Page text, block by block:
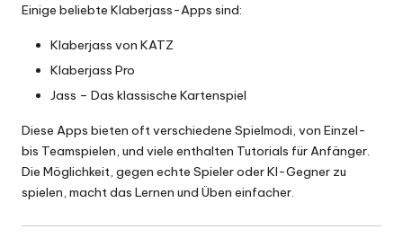
Einige beliebte Klaberjass-Apps sind:
Klaberjass von KATZ
Klaberjass Pro
Jass – Das klassische Kartenspiel
Diese Apps bieten oft verschiedene Spielmodi, von Einzel-
bis Teamspielen, und viele enthalten Tutorials für Anfänger.
Die Möglichkeit, gegen echte Spieler oder KI-Gegner zu
spielen, macht das Lernen und Üben einfacher.